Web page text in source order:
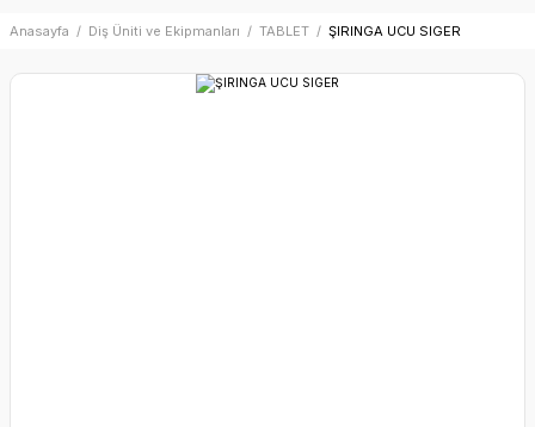
Anasayfa Diş Üniti ve Ekipmanları TABLET ŞIRINGA UCU SIGER